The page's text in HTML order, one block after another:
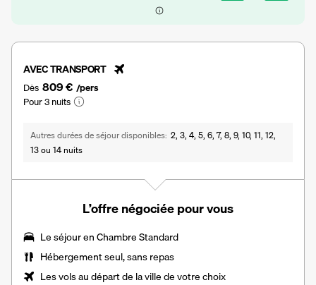
AVEC TRANSPORT
Dès 809 € /pers
Pour 3 nuits
Autres durées de séjour disponibles 2, 3, 4, 5, 6, 7, 8, 9, 10, 11, 12,
13 ou 14 nuits
L’offre négociée pour vous
Le séjour en Chambre Standard
Hébergement seul, sans repas
Les vols au départ de la ville de votre choix